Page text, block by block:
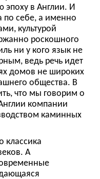
классика
А
бренда имеется
Stovax
пользоваться
со стороны
обладающих